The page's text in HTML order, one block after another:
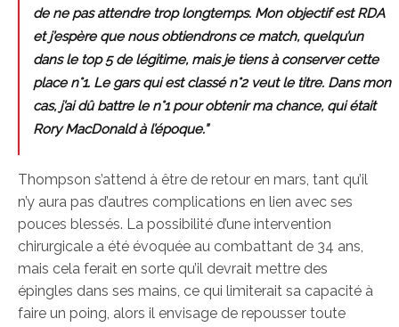
de ne pas attendre trop longtemps. Mon objectif est RDA
et j’espère que nous obtiendrons ce match, quelqu’un
dans le top 5 de légitime, mais je tiens à conserver cette
place n°1. Le gars qui est classé n°2 veut le titre. Dans mon
cas, j’ai dû battre le n°1 pour obtenir ma chance, qui était
Rory MacDonald à l’époque.”
Thompson s’attend à être de retour en mars, tant qu’il
n’y aura pas d’autres complications en lien avec ses
pouces blessés. La possibilité d’une intervention
chirurgicale a été évoquée au combattant de 34 ans,
mais cela ferait en sorte qu’il devrait mettre des
épingles dans ses mains, ce qui limiterait sa capacité à
faire un poing, alors il envisage de repousser toute